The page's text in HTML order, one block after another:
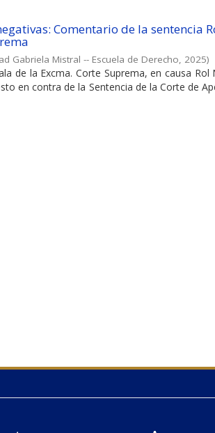
Comentario de la sentencia
Gabriela Mistral -- Escuela de Derecho, 2025)
de la Excma. Corte Suprema, en causa Rol
en contra de la Sentencia de la Corte de